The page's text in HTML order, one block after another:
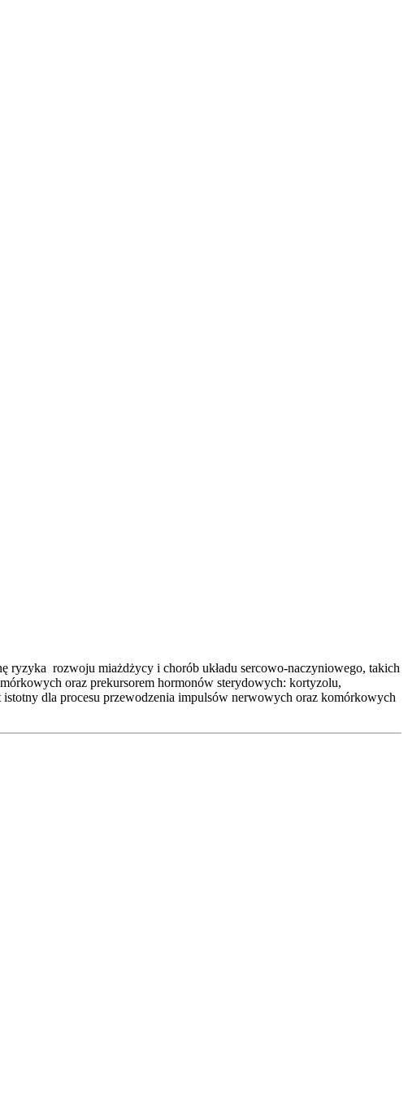
ryzyka rozwoju miażdżycy i chorób układu sercowo-naczyniowego, takich
oraz prekursorem hormonów sterydowych: kortyzolu,
dla procesu przewodzenia impulsów nerwowych oraz komórkowych